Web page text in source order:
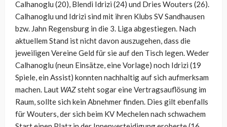
Calhanoglu (20), Blendi Idrizi (24) und Dries Wouters (26).
Calhanoglu und Idrizi sind mit ihren Klubs SV Sandhausen
bzw. Jahn Regensburg in die 3. Liga abgestiegen. Nach
aktuellem Stand ist nicht davon auszugehen, dass die
jeweiligen Vereine Geld für sie auf den Tisch legen. Weder
Calhanoglu (neun Einsätze, eine Vorlage) noch Idrizi (19
Spiele, ein Assist) konnten nachhaltig auf sich aufmerksam
machen. Laut WAZsteht sogar eine Vertragsauflösung im
Raum, sollte sich kein Abnehmer finden. Dies gilt ebenfalls
für Wouters, der sich beim KV Mechelen nach schwachem